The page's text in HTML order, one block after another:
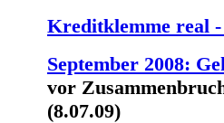
Kreditklemme real
September 2008:
vor Zusammenbruch
(8.07.09)